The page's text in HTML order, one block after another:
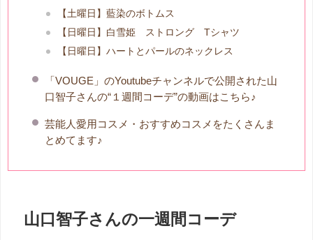
【土曜日】藍染のボトムス
【日曜日】白雪姫 ストロング Tシャツ
【日曜日】ハートとパールのネックレス
「VOUGE」のYoutubeチャンネルで公開された山
口智子さんの“１週間コーデ”の動画はこちら♪
芸能人愛用コスメ・おすすめコスメをたくさんま
とめてます♪
山口智子さんの一週間コーデ